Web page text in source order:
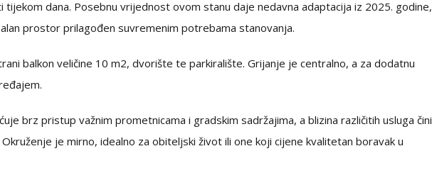
dana. Posebnu vrijednost ovom stanu daje nedavna adaptacija iz 2025. godine,
prostor prilagođen suvremenim potrebama stanovanja.
balkon veličine 10 m2, dvorište te parkiralište. Grijanje je centralno, a za dodatnu
brz pristup važnim prometnicama i gradskim sadržajima, a blizina različitih usluga čini
je mirno, idealno za obiteljski život ili one koji cijene kvalitetan boravak u